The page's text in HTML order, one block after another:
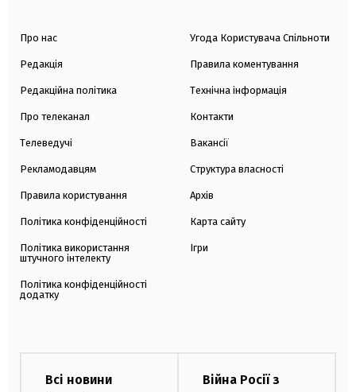
Про нас
Редакція
Редакційна політика
Про телеканал
Телеведучі
Рекламодавцям
Правила користування
Політика конфіденційності
Політика використання
штучного інтелекту
Політика конфіденційності
додатку
Угода Користувача Спільноти
Правила коментування
Технічна інформація
Контакти
Вакансії
Структура власності
Архів
Карта сайту
Ігри
Всі новини
Війна Росії з